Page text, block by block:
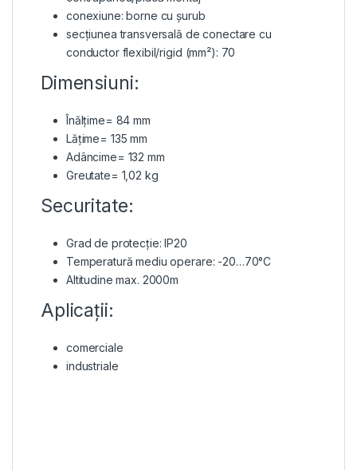
conexiune: borne cu șurub
secțiunea transversală de conectare cu
conductor flexibil/rigid (mm²): 70
Dimensiuni:
Înălțime= 84 mm
Lățime= 135 mm
Adâncime= 132 mm
Greutate= 1,02 kg
Securitate:
Grad de protecție: IP20
Temperatură mediu operare: -20…70°C
Altitudine max. 2000m
Aplicații:
comerciale
industriale